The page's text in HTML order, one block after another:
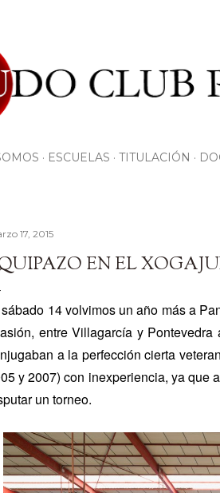
ESCUELAS TITULACIÓN
17, 2015
EN EL
14 volvimos un año más a
entre Villagarcía y
a la perfección cierta
y 2007) con inexperiencia, ya que
un torneo.